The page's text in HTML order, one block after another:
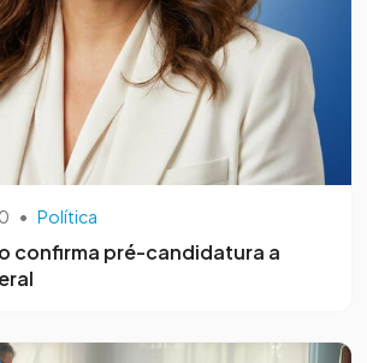
• Política
confirma pré-candidatura a